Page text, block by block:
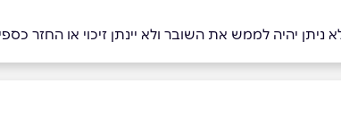
יהיה לממש את השובר ולא יינתן זיכוי או החזר כספי